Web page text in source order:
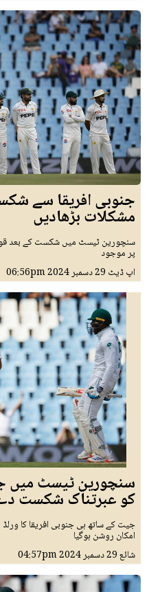
جنوبی افریقا سے
مشکلات بڑھادیں
سنچورین ٹیسٹ میں شکست کے بعد
پر موجود
اپ ڈیٹ 29 دسمبر 2024 06:56pm
سنچورین ٹیسٹ میں
کو عبرتناک شکست
جیت کے ساتھ ہی جنوبی افریقا کا
امکان روشن ہوگیا
شائع29 دسمبر 2024 04:57pm